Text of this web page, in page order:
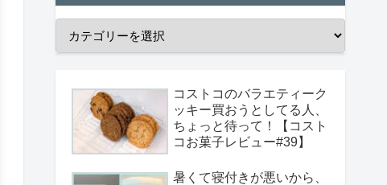
コストコのバラエティーク
ッキー買おうとしてる人、
ちょっと待って！【コスト
コお菓子レビュー#39】
暑くて寝付きが悪いから、